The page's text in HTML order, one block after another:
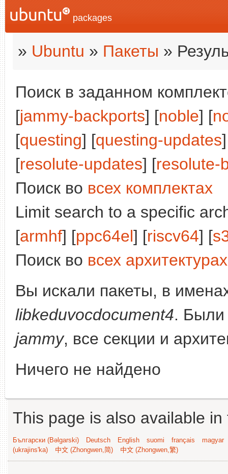
packages
» Ubuntu » Пакеты »
Поиск в заданном
[jammy-backports] [noble] [
[questing] [questing-updates
[resolute-updates] [resolute-
Поиск во всех комплектах
Limit search to a specific
[armhf] [ppc64el] [riscv64] [
Поиск во всех архитектурах
Вы искали пакеты, в
libkeduvocdocument4. Были
jammy, все секции и
Ничего не найдено
This page is also available
Български (Bəlgarski) Deutsch English suomi français
magyar
(ukrajins'ka)
中文 (Zhongwen,简) 中文 (Zhongwen,繁)